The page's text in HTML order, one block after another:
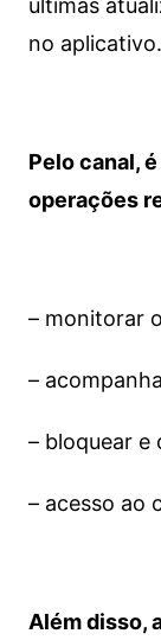
últimas
no aplicativo.
Pelo canal,
operações
– monitorar
–
– bloquear e
– acesso ao
Além disso,